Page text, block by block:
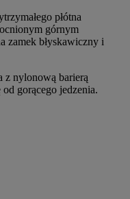
płótna
górnym
zamek błyskawiczny i
z nylonową barierą
gorącego jedzenia.